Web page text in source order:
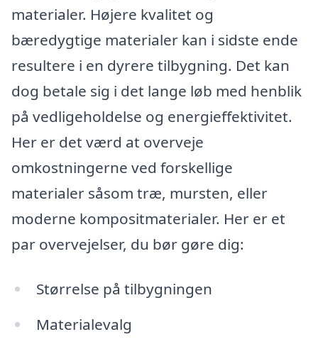
materialer. Højere kvalitet og
bæredygtige materialer kan i sidste ende
resultere i en dyrere tilbygning. Det kan
dog betale sig i det lange løb med henblik
på vedligeholdelse og energieffektivitet.
Her er det værd at overveje
omkostningerne ved forskellige
materialer såsom træ, mursten, eller
moderne kompositmaterialer. Her er et
par overvejelser, du bør gøre dig:
Størrelse på tilbygningen
Materialevalg